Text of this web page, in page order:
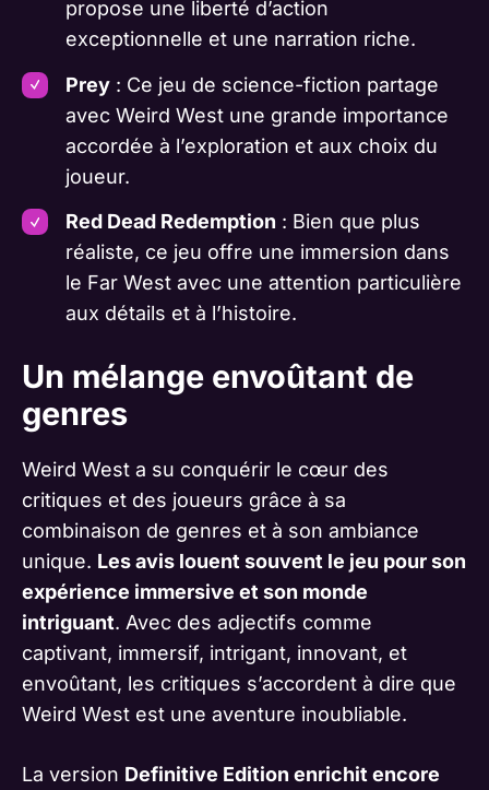
propose une liberté d’action
exceptionnelle et une narration riche.
Prey: Ce jeu de science-fiction partage
avec Weird West une grande importance
accordée à l’exploration et aux choix du
joueur.
Red Dead Redemption : Bien que plus
réaliste, ce jeu offre une immersion dans
le Far West avec une attention particulière
aux détails et à l’histoire.
Un mélange envoûtant de
genres
Weird West a su conquérir le cœur des
critiques et des joueurs grâce à sa
combinaison de genres et à son ambiance
unique. Les avis louent souvent le jeu pour son
expérience immersive et son monde
intriguant. Avec des adjectifs comme
captivant, immersif, intrigant, innovant, et
envoûtant, les critiques s’accordent à dire que
Weird West est une aventure inoubliable.
La version Definitive Edition enrichit encore